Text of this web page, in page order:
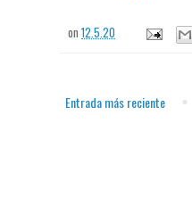
on12.5.20
Entrada más reciente